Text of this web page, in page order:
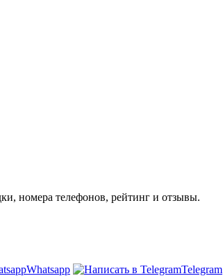
номера телефонов, рейтинг и отзывы.
Whatsapp
Telegram